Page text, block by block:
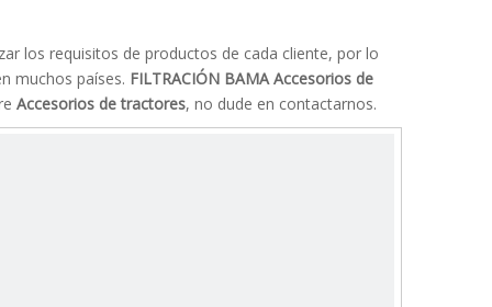
los requisitos de productos de cada cliente, por lo
muchos países. FILTRACIÓN BAMA Accesorios de
Accesorios de tractores, no dude en contactarnos.